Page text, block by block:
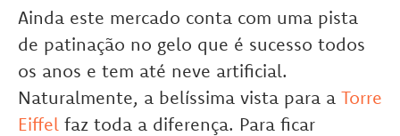
Ainda este mercado conta com uma pista
de patinação no gelo que é sucesso todos
os anos e tem até neve artificial.
Naturalmente, a belíssima vista para a Torre
Eiffel faz toda a diferença. Para ficar